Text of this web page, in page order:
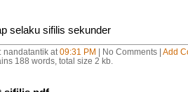
selaku sifilis sekunder
nandatantik at 09:31 PM | No Comments | Add
188 words, total size 2 kb.